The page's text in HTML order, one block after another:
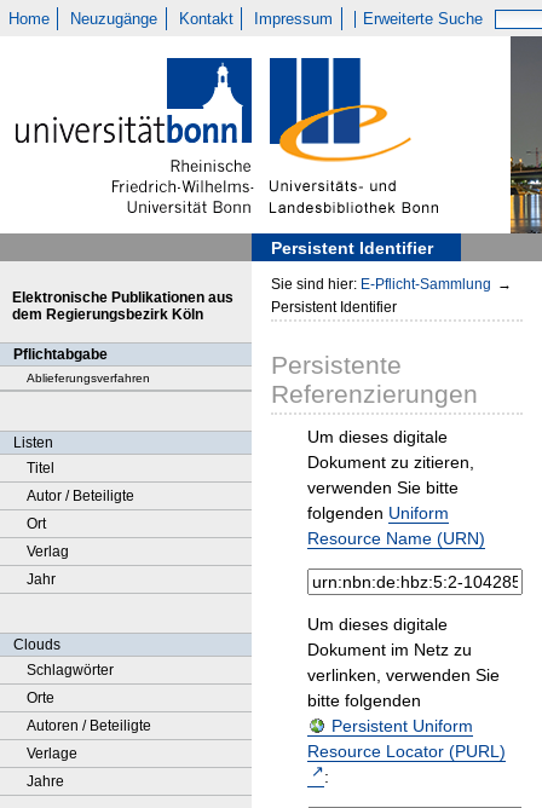
Home Neuzugänge Kontakt Impressum Erweiterte Suche
Persistent Identifier
Elektronische Publikationen aus
dem Regierungsbezirk Köln
Pflichtabgabe
Ablieferungsverfahren
Listen
Titel
Autor / Beteiligte
Ort
Verlag
Jahr
Clouds
Schlagwörter
Orte
Autoren / Beteiligte
Verlage
Jahre
Sie sind hier: E-Pflicht-Sammlung →
Persistent Identifier
Persistente
Referenzierungen
Um dieses digitale
Dokument zu zitieren,
verwenden Sie bitte
folgenden Uniform
Resource Name (URN)
Um dieses digitale
Dokument im Netz zu
verlinken, verwenden Sie
bitte folgenden
Persistent Uniform
Resource Locator (PURL)
: